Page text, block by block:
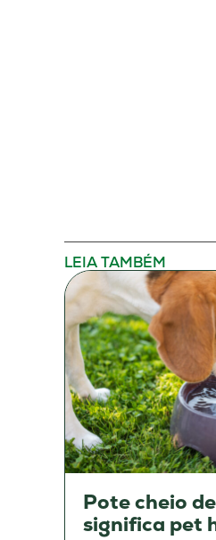
LEIA TAMBÉM
Pote cheio
significa pet